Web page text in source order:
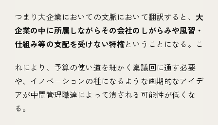
つまり大企業においての文脈において翻訳すると、 大
企業の中に所属しながらその会社のしがらみや風習・
仕組み等の支配を受けない特権ということになる。こ
れにより、予算の使い道を細かく稟議回に通す必要
や、イノベーションの種になるような画期的なアイデ
アが中間管理職達によって潰される可能性が低くな
る。